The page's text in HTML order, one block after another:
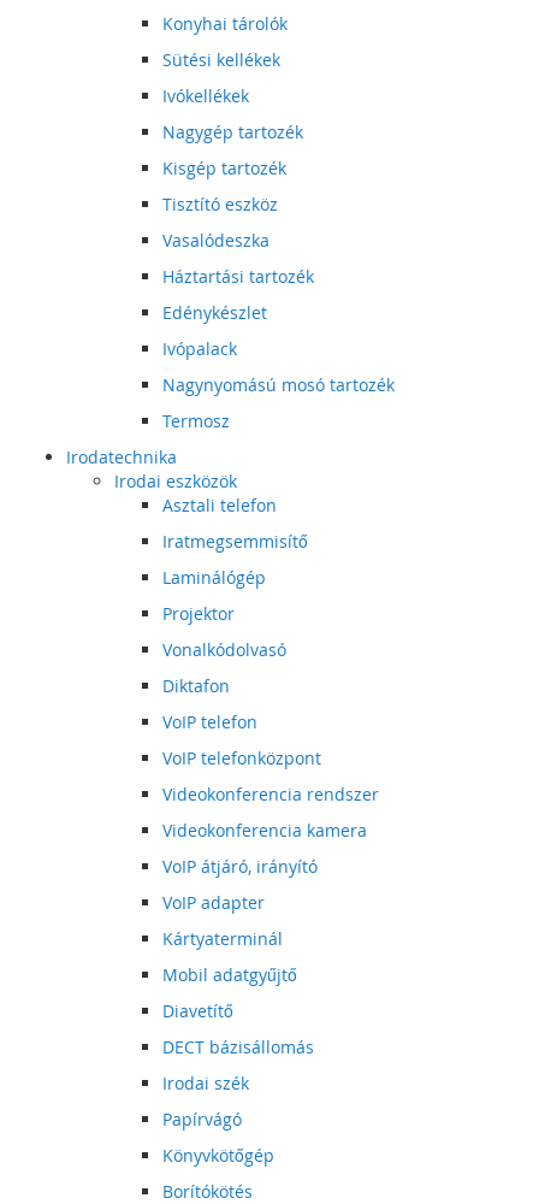
Konyhai tárolók
Sütési kellékek
Ivókellékek
Nagygép tartozék
Kisgép tartozék
Tisztító eszköz
Vasalódeszka
Háztartási tartozék
Edénykészlet
Ivópalack
Nagynyomású mosó tartozék
Termosz
Irodatechnika
Irodai eszközök
Asztali telefon
Iratmegsemmisítő
Laminálógép
Projektor
Vonalkódolvasó
Diktafon
VoIP telefon
VoIP telefonközpont
Videokonferencia rendszer
Videokonferencia kamera
VoIP átjáró, irányító
VoIP adapter
Kártyaterminál
Mobil adatgyűjtő
Diavetítő
DECT bázisállomás
Irodai szék
Papírvágó
Könyvkötőgép
Borítókötés